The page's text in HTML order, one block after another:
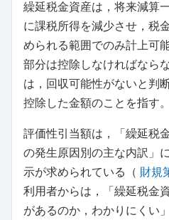
繰延税金資産は，将来減算
に課税所得を減少させ，税
められる範囲でのみ計上可
部分は控除しなければなら
は，回収可能性がないと判
控除した金額のことを指す。
評価性引当額は，「繰延税
の発生原因別の主な内訳」
示が求められている（ 財規
利用者からは，「繰延税金
があるのか，わかりにくい